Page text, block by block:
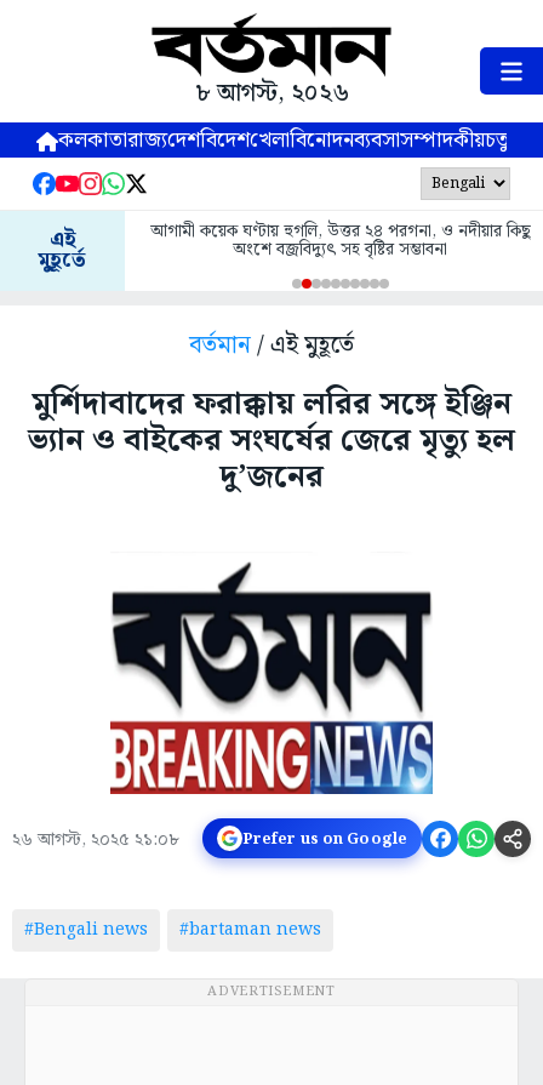
৮ আগস্ট, ২০২৬
কলকাতারাজ্যদেশবিদেশখেলাবিনোদনব্যবসাসম্পাদকীয়
এই
মুহূর্তে
আগামী কয়েক ঘণ্টায় হুগলি, উত্তর ২৪ পরগনা, ও নদীয়ার কিছু
অংশে বজ্রবিদ্যুৎ সহ বৃষ্টির সম্ভাবনা
বর্তমান/ এই মুহূর্তে
মুর্শিদাবাদের ফরাক্কায় লরির সঙ্গে ইঞ্জিন
ভ্যান ও বাইকের সংঘর্ষের জেরে মৃত্যু হল
দু’জনের
২৬ আগস্ট, ২০২৫ ২১:০৮ Prefer us on Google
#Bengali news #bartaman news
ADVERTISEMENT